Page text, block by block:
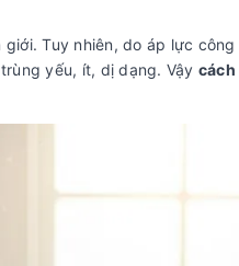
Tuy nhiên, do áp lực
yếu, ít, dị dạng. Vậy